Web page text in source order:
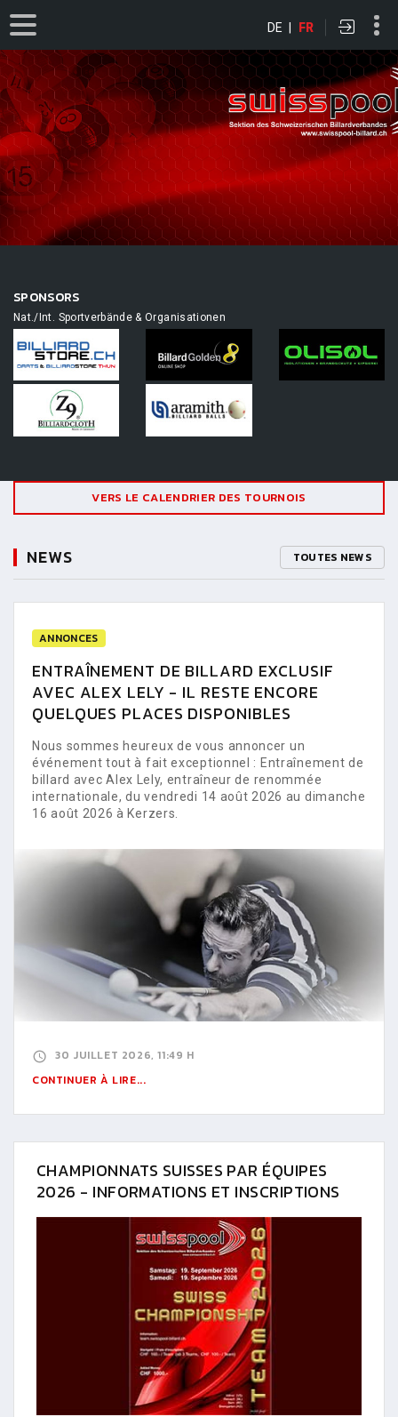
DE | FR
SPONSORS
Nat./Int. Sportverbände & Organisationen
VERS LE CALENDRIER DES TOURNOIS
NEWS TOUTES NEWS
ANNONCES
ENTRAÎNEMENT DE BILLARD EXCLUSIF
AVEC ALEX LELY - IL RESTE ENCORE
QUELQUES PLACES DISPONIBLES
Nous sommes heureux de vous annoncer un
événement tout à fait exceptionnel : Entraînement de
billard avec Alex Lely, entraîneur de renommée
internationale, du vendredi 14 août 2026 au dimanche
16 août 2026 à Kerzers.
30 JUILLET 2026, 11:49 H
CONTINUER À LIRE...
CHAMPIONNATS SUISSES PAR ÉQUIPES
2026 - INFORMATIONS ET INSCRIPTIONS